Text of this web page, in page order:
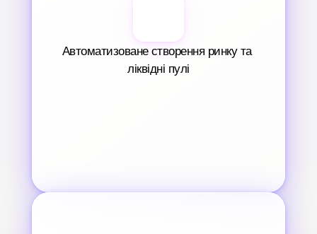
Автоматизоване створення ринку та
ліквідні пулі